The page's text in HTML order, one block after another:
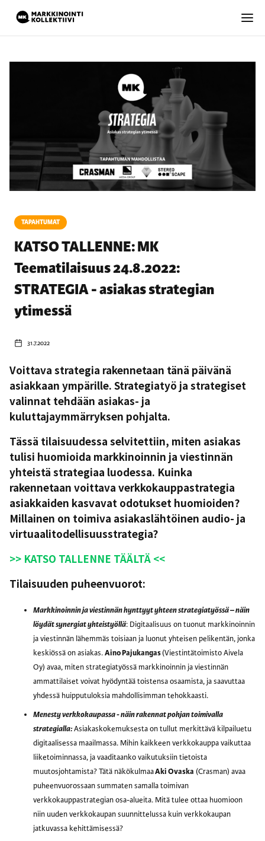
TAPAHTUMAT
KATSO TALLENNE: MK
Teematilaisuus 24.8.2022:
STRATEGIA - asiakas strategian
ytimessä
31.7.2022
Voittava strategia rakennetaan tänä päivänä
asiakkaan ympärille. Strategiatyö ja strategiset
valinnat tehdään asiakas- ja
kuluttajaymmärryksen pohjalta.
Tässä tilaisuudessa selvitettiin, miten asiakas
tulisi huomioida markkinoinnin ja viestinnän
yhteistä strategiaa luodessa. Kuinka
rakennetaan voittava verkkokauppastrategia
asiakkaiden kasvavat odotukset huomioiden?
Millainen on toimiva asiakaslähtöinen audio- ja
virtuaalitodellisuusstrategia?
>> KATSO TALLENNE TÄÄLTÄ <<
Tilaisuuden puheenvuorot:
Markkinoinnin ja viestinnän hynttyyt yhteen strategiatyössä – näin
löydät synergiat yhteistyöllä: Digitaalisuus on tuonut markkinoinnin
ja viestinnän lähemmäs toisiaan ja luonut yhteisen pelikentän, jonka
keskiössä on asiakas.Aino Pajukangas(Viestintätoimisto Aivela
Oy) avaa, miten strategiatyössä markkinoinnin ja viestinnän
ammattilaiset voivat hyödyntää toistensa osaamista, ja saavuttaa
yhdessä huipputuloksia mahdollisimman tehokkaasti.
Menesty verkkokaupassa - näin rakennat pohjan toimivalla
strategialla:Asiakaskokemuksesta on tullut merkittävä kilpailuetu
digitaalisessa maailmassa. Mihin kaikkeen verkkokauppa vaikuttaa
liiketoiminnassa, ja vaaditaanko vaikutuksiin tietoista
muutosjohtamista? Tätä näkökulmaaAki Ovaska (Crasman) avaa
puheenvuorossaan summaten samalla toimivan
verkkokauppastrategian osa-alueita. Mitä tulee ottaa huomioon
niin uuden verkkokaupan suunnittelussa kuin verkkokaupan
jatkuvassa kehittämisessä?